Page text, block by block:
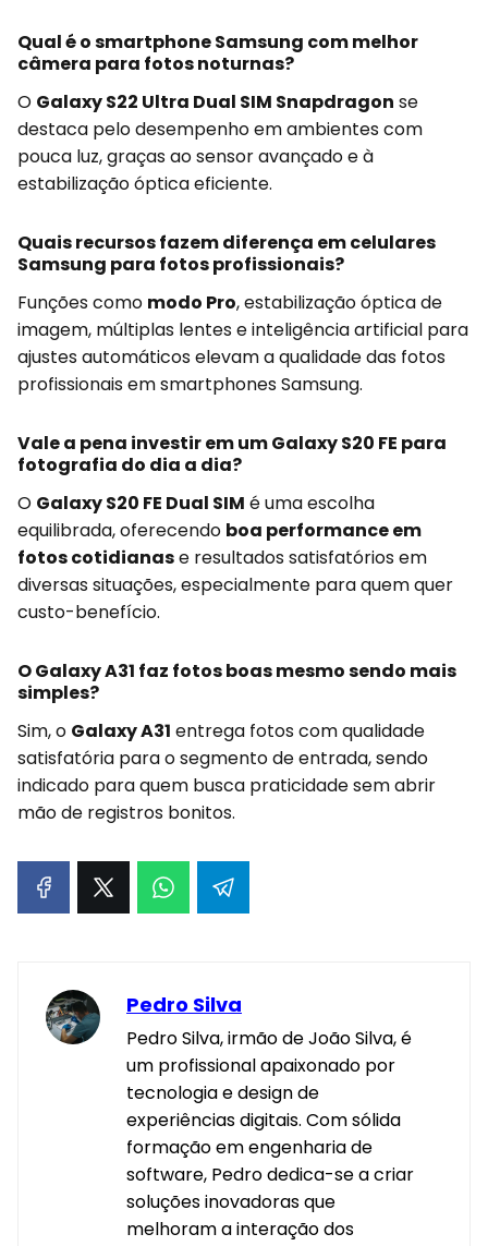
Qual é o smartphone Samsung com melhor
câmera para fotos noturnas?
O Galaxy S22 Ultra Dual SIM Snapdragon se
destaca pelo desempenho em ambientes com
pouca luz, graças ao sensor avançado e à
estabilização óptica eficiente.
Quais recursos fazem diferença em celulares
Samsung para fotos profissionais?
Funções como modo Pro, estabilização óptica de
imagem, múltiplas lentes e inteligência artificial para
ajustes automáticos elevam a qualidade das fotos
profissionais em smartphones Samsung.
Vale a pena investir em um Galaxy S20 FE para
fotografia do dia a dia?
O Galaxy S20 FE Dual SIM é uma escolha
equilibrada, oferecendo boa performance em
fotos cotidianase resultados satisfatórios em
diversas situações, especialmente para quem quer
custo-benefício.
O Galaxy A31 faz fotos boas mesmo sendo mais
simples?
Sim, o Galaxy A31 entrega fotos com qualidade
satisfatória para o segmento de entrada, sendo
indicado para quem busca praticidade sem abrir
mão de registros bonitos.
Pedro Silva
Pedro Silva, irmão de João Silva, é
um profissional apaixonado por
tecnologia e design de
experiências digitais. Com sólida
formação em engenharia de
software, Pedro dedica-se a criar
soluções inovadoras que
melhoram a interação dos